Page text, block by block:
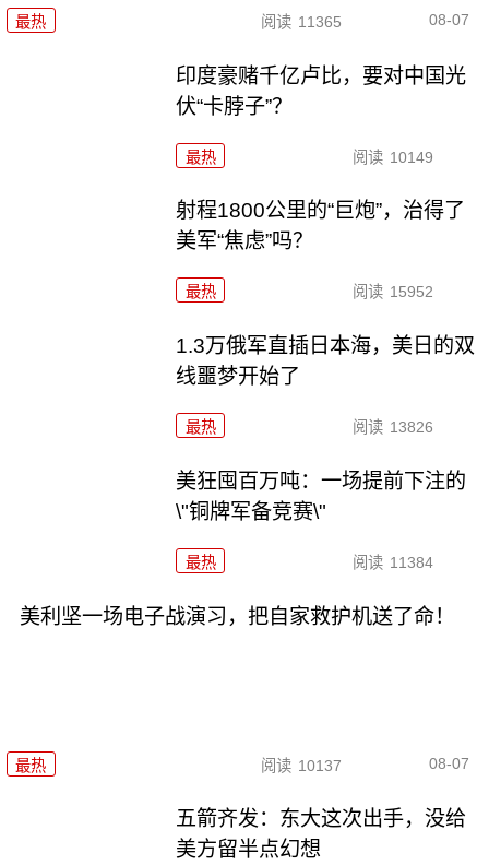
最热 阅读 11365 08-07
印度豪赌千亿卢比，要对中国光
伏“卡脖子”？
最热 阅读 10149
射程1800公里的“巨炮”，治得了
美军“焦虑”吗？
最热 阅读 15952
1.3万俄军直插日本海，美日的双
线噩梦开始了
最热 阅读 13826
美狂囤百万吨：一场提前下注的
\"铜牌军备竞赛\"
最热 阅读 11384
美利坚一场电子战演习，把自家救护机送了命！
最热 阅读 10137 08-07
五箭齐发：东大这次出手，没给
美方留半点幻想